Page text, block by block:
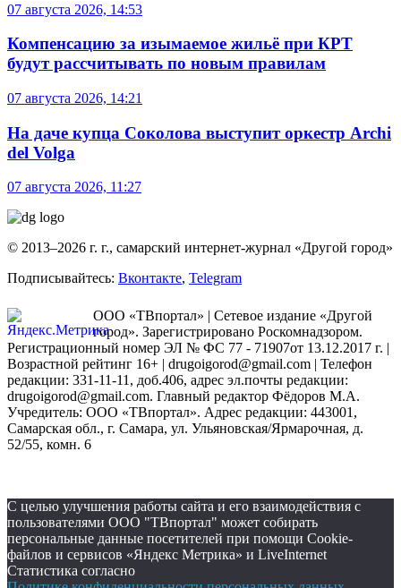
07 августа 2026, 14:53
Компенсацию за изымаемое жильё при КРТ
будут рассчитывать по новым правилам
07 августа 2026, 14:21
На даче купца Соколова выступит оркестр Archi
del Volga
07 августа 2026, 11:27
© 2013–2026 г. г., самарский интернет-журнал «Другой город»
Подписывайтесь: Вконтакте, Telegram
ООО «ТВпортал» | Сетевое издание «Другой
город». Зарегистрировано Роскомнадзором.
Регистрационный номер ЭЛ № ФС 77 - 71907от 13.12.2017 г. |
Возрастной рейтинг 16+ | drugoigorod@gmail.com | Телефон
редакции: 331-11-11, доб.406, адрес эл.почты редакции:
drugoigorod@gmail.com. Главный редактор Фёдоров М.А.
Учредитель: ООО «ТВпортал». Адрес редакции: 443001,
Самарская обл., г. Самара, ул. Ульяновская/Ярмарочная, д.
52/55, комн. 6
С целью улучшения работы сайта и его взаимодействия с
пользователями ООО "ТВпортал" может собирать
персональные данные посетителей при помощи Cookie-
файлов и сервисов «Яндекс Метрика» и LiveInternet
Статистика согласно